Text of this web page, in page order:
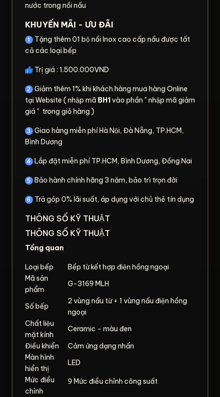
nước trong nồi nấu
KHUYẾN MÃI - ƯU ĐÃI
Tặng thêm 01 bộ nồi Inox cao cấp nấu được tất
cả các loại bếp
Trị giá : 1.500.000VND
Giảm thêm 1% khi khách hàng mua hàng Online
tại Website ( nhập mã BH1vào phần " nhập mã giảm
giá " trong giỏ hàng )
Giao hàng miễn phí Hà Nội, Đà Nẵng, TP.HCM,
Bình Dương
Lắp đặt miễn phí TP.HCM, Bình Dương, Đồng Nai
Bảo hành chính hãng 3 năm, bảo trì trọn đời
Trả góp 0% lãi suất, áp dụng với chủ thẻ tín dụng
THÔNG SỐ KỸ THUẬT
THÔNG SỐ KỸ THUẬT
Tổng quan
Loại bếp
Bếp từ kết hợp điện hồng ngoại
Mã sản
phẩm
G-3169 MLH
Số bếp
2 vùng nấu từ + 1 vùng nấu điện hồng
ngoại
Chất liệu
mặt kính
Ceramic - màu đen
Điều khiển
Cảm ứng dạng nhấn
Màn hình
hiển thị
LED
Mức điều
chỉnh
9 Mức điều chỉnh công suất